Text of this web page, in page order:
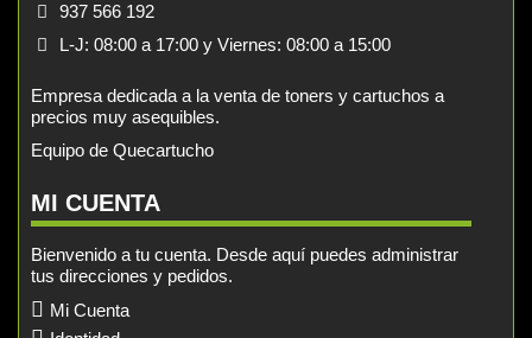
937 566 192
L-J: 08:00 a 17:00 y Viernes: 08:00 a 15:00
Empresa dedicada a la venta de toners y cartuchos a
precios muy asequibles.
Equipo de Quecartucho
MI CUENTA
Bienvenido a tu cuenta. Desde aquí puedes administrar
tus direcciones y pedidos.
Mi Cuenta